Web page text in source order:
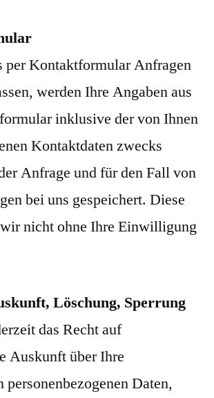
per Kontaktformular Anfragen
werden Ihre Angaben aus
inklusive der von Ihnen
Kontaktdaten zwecks
Anfrage und für den Fall von
bei uns gespeichert. Diese
nicht ohne Ihre Einwilligung
Löschung, Sperrung
das Recht auf
Auskunft über Ihre
personenbezogenen Daten,